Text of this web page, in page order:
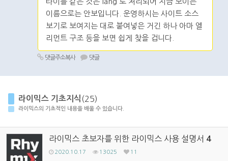
이름으로는 안보입니다. 운영하시는 사이트 소스
보기로 보여지는 대로 붙여넣은 거긴 하나 아마 엘
리먼트 구조 등을 보면 쉽게 찾을 겁니다.
댓글주소복사 댓글
라이믹스 기초지식 (25)
라이믹스의 기초적인 내용을 배울 수 있습니다.
라이믹스 초보자를 위한 라이믹스 사용 설명서 4
2020.10.17 13025 11